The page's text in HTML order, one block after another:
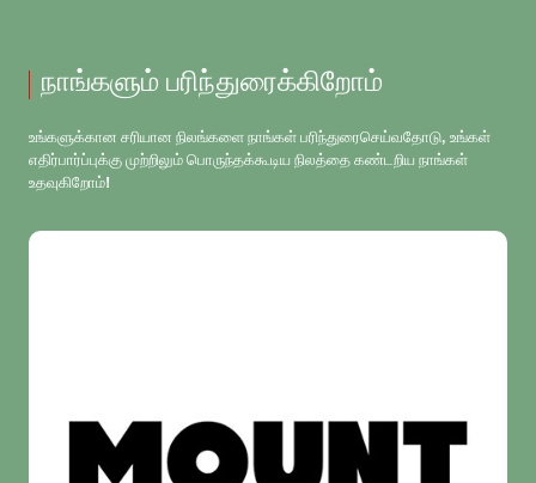
நாங்களும் பரிந்துரைக்கிறோம்
உங்களுக்கான சரியான நிலங்களை நாங்கள் பரிந்துரைசெய்வதோடு, உங்கள்
எதிர்பார்ப்புக்கு முற்றிலும் பொருந்தக்கூடிய நிலத்தை கண்டறிய நாங்கள்
உதவுகிறோம்!